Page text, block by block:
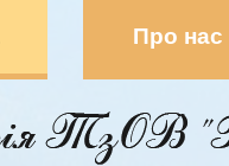
Про нас